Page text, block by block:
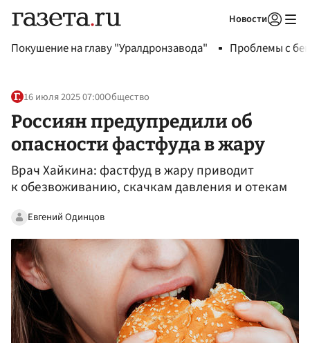
Новости
Покушение на главу "Уралдронзавода" Проблемы с
16 июля 2025 07:00Общество
Россиян предупредили об
опасности фастфуда в жару
Врач Хайкина: фастфуд в жару приводит
к обезвоживанию, скачкам давления и отекам
Евгений Одинцов